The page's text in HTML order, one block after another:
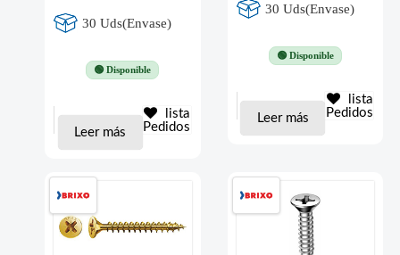
30 Uds(Envase)
🟢 Disponible
Leer más
lista
Pedidos
30 Uds(Envase)
🟢 Disponible
Leer más
lista
Pedidos